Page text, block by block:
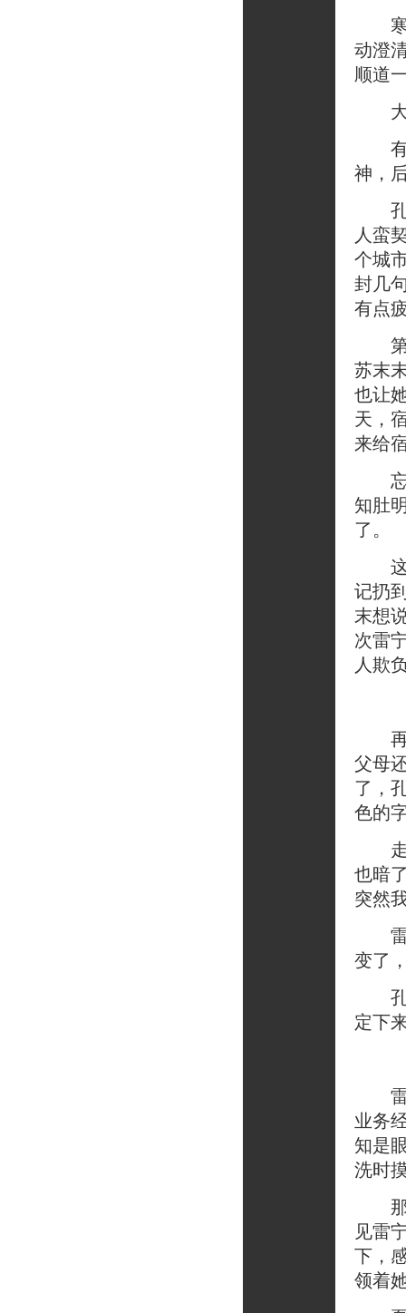
寒
动澄
顺道
大
有
神，
孔
人蛮
个城
封几
有点
第
苏末
也让
天，
来给
忘
知肚
了。
这
记扔
末想
次雷
人欺
再
父母
了，
色的
走
也暗
突然
雷
变了
孔
定下
雷
业务
知是
洗时
那
见雷
下，
领着